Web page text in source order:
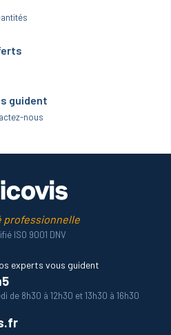
guident
nous
professionnelle
ISO 9001 DNV
experts vous guident
de 8h30 à 12h30 et 13h30 à 16h30